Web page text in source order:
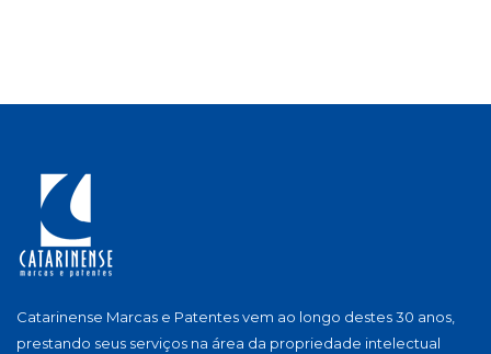
Catarinense Marcas e Patentes vem ao longo destes 30 anos,
prestando seus serviços na área da propriedade intelectual